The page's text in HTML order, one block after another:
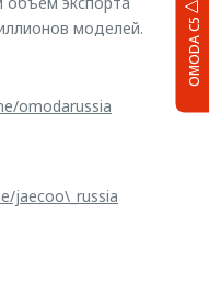
OMODA C5
моделей.
omodarussia
jaecoo\_russia